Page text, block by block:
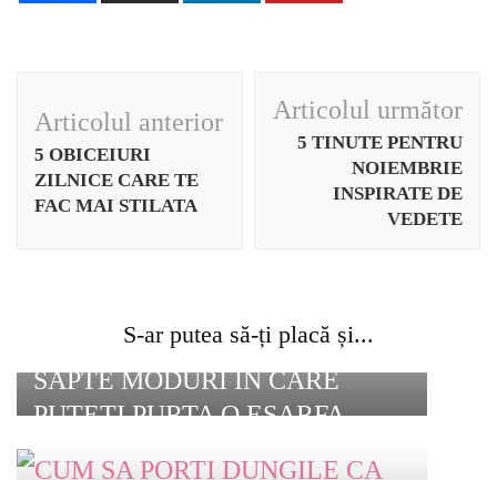
în
articole
Articolul anterior
5 OBICEIURI
ZILNICE CARE TE
FAC MAI STILATA
Articolul următor
5 TINUTE PENTRU
NOIEMBRIE
INSPIRATE DE
VEDETE
S-ar putea să-ți placă și...
SAPTE MODURI IN CARE
PUTETI PURTA O ESARFA